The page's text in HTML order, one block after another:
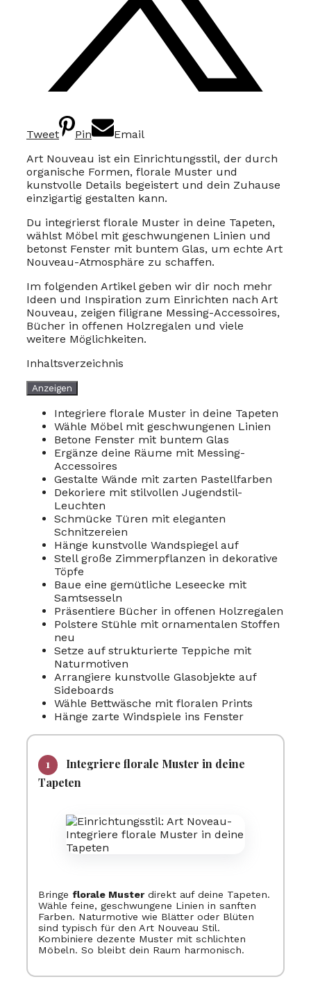
Tweet Pin
Email
Art Nouveau ist ein Einrichtungsstil, der durch
organische Formen, florale Muster und
kunstvolle Details begeistert und dein Zuhause
einzigartig gestalten kann.
Du integrierst florale Muster in deine Tapeten,
wählst Möbel mit geschwungenen Linien und
betonst Fenster mit buntem Glas, um echte Art
Nouveau-Atmosphäre zu schaffen.
Im folgenden Artikel geben wir dir noch mehr
Ideen und Inspiration zum Einrichten nach Art
Nouveau, zeigen filigrane Messing-Accessoires,
Bücher in offenen Holzregalen und viele
weitere Möglichkeiten.
Inhaltsverzeichnis
Anzeigen
Integriere florale Muster in deine Tapeten
Wähle Möbel mit geschwungenen Linien
Betone Fenster mit buntem Glas
Ergänze deine Räume mit Messing-
Accessoires
Gestalte Wände mit zarten Pastellfarben
Dekoriere mit stilvollen Jugendstil-
Leuchten
Schmücke Türen mit eleganten
Schnitzereien
Hänge kunstvolle Wandspiegel auf
Stell große Zimmerpflanzen in dekorative
Töpfe
Baue eine gemütliche Leseecke mit
Samtsesseln
Präsentiere Bücher in offenen Holzregalen
Polstere Stühle mit ornamentalen Stoffen
neu
Setze auf strukturierte Teppiche mit
Naturmotiven
Arrangiere kunstvolle Glasobjekte auf
Sideboards
Wähle Bettwäsche mit floralen Prints
Hänge zarte Windspiele ins Fenster
Integriere florale Muster in deine
Tapeten
Bringe florale Musterdirekt auf deine Tapeten.
Wähle feine, geschwungene Linien in sanften
Farben. Naturmotive wie Blätter oder Blüten
sind typisch für den Art Nouveau Stil.
Kombiniere dezente Muster mit schlichten
Möbeln. So bleibt dein Raum harmonisch.